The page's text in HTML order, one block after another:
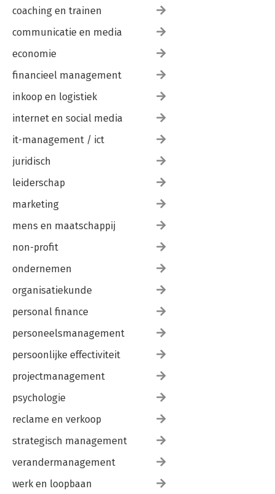
coaching en trainen
communicatie en media
economie
financieel management
inkoop en logistiek
internet en social media
it-management / ict
juridisch
leiderschap
marketing
mens en maatschappij
non-profit
ondernemen
organisatiekunde
personal finance
personeelsmanagement
persoonlijke effectiviteit
projectmanagement
psychologie
reclame en verkoop
strategisch management
verandermanagement
werk en loopbaan